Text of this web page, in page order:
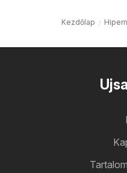
Kezdőlap